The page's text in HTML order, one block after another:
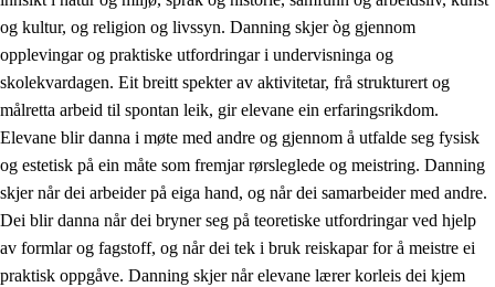
Tverrfaglege tema
og kultur, og religion og livssyn. Danning skjer òg gjennom
opplevingar og praktiske utfordringar i undervisninga og
skolekvardagen. Eit breitt spekter av aktivitetar, frå strukturert og
målretta arbeid til spontan leik, gir elevane ein erfaringsrikdom.
Elevane blir danna i møte med andre og gjennom å utfalde seg fysisk
og estetisk på ein måte som fremjar rørsleglede og meistring. Danning
skjer når dei arbeider på eiga hand, og når dei samarbeider med andre.
Dei blir danna når dei bryner seg på teoretiske utfordringar ved hjelp
av formlar og fagstoff, og når dei tek i bruk reiskapar for å meistre ei
praktisk oppgåve. Danning skjer når elevane lærer korleis dei kjem